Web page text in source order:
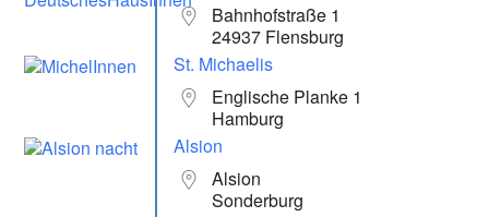
Bahnhofstraße 1
24937 Flensburg
St. Michaelis
Englische Planke 1
Hamburg
Alsion
Alsion
Sonderburg